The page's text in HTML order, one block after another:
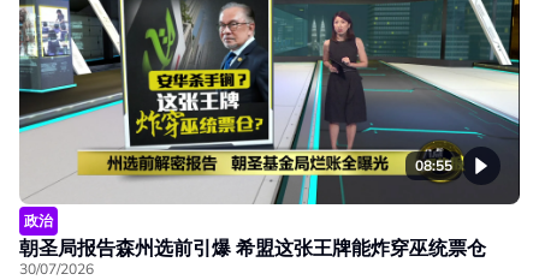
08:55
政治
朝圣局报告森州选前引爆 希盟这张王牌能炸穿巫统票仓
30/07/2026